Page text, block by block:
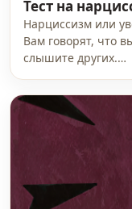
Тест на
Нарциссизм или
Вам говорят, что
слышите других.…